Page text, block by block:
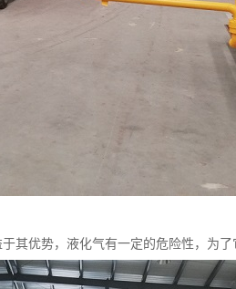
其优势，液化气有一定的危险性，为了